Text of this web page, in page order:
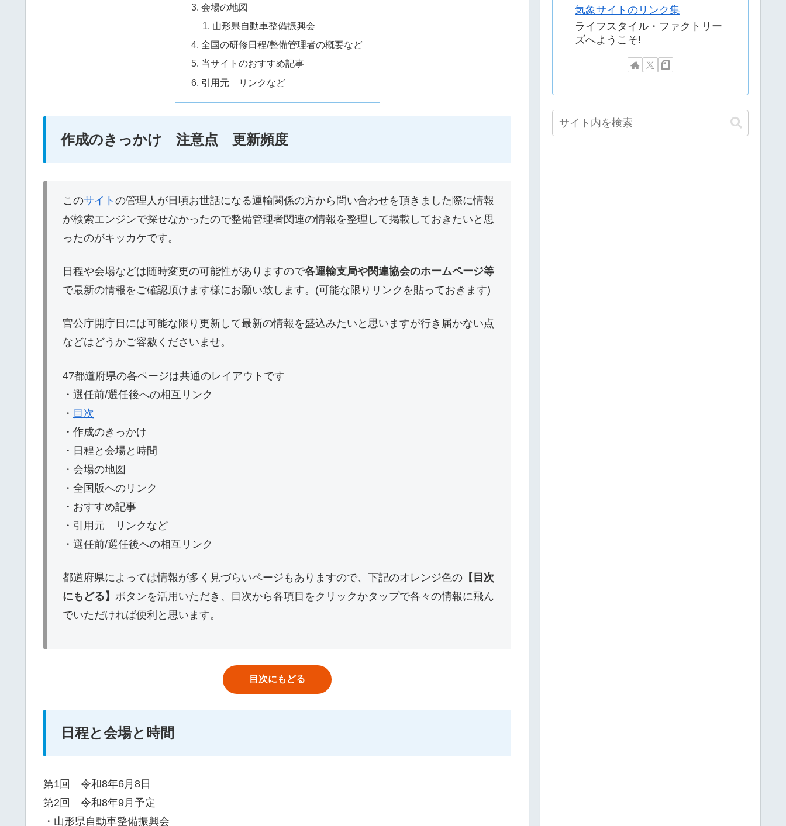
会場の地図
山形県自動車整備振興会
全国の研修日程/整備管理者の概要など
当サイトのおすすめ記事
引用元 リンクなど
作成のきっかけ 注意点 更新頻度
このサイト の管理人が日頃お世話になる運輸関係の方から問い合わせを頂きました際に情報
が検索エンジンで探せなかったので整備管理者関連の情報を整理して掲載しておきたいと思
ったのがキッカケです。
日程や会場などは随時変更の可能性がありますので各運輸支局や関連協会のホームページ等
で最新の情報をご確認頂けます様にお願い致します。(可能な限りリンクを貼っておきます)
官公庁開庁日には可能な限り更新して最新の情報を盛込みたいと思いますが行き届かない点
などはどうかご容赦くださいませ。
47都道府県の各ページは共通のレイアウトです
・選任前/選任後への相互リンク
・ 目次
・作成のきっかけ
・日程と会場と時間
・会場の地図
・全国版へのリンク
・おすすめ記事
・引用元 リンクなど
・選任前/選任後への相互リンク
都道府県によっては情報が多く見づらいページもありますので、下記のオレンジ色の 【目次
にもどる】 ボタンを活用いただき、目次から各項目をクリックかタップで各々の情報に飛ん
でいただければ便利と思います。
目次にもどる
日程と会場と時間
第1回 令和8年6月8日
第2回 令和8年9月予定
・山形県自動車整備振興会
気象サイトのリンク集
ライフスタイル・ファクトリー
ズへようこそ!